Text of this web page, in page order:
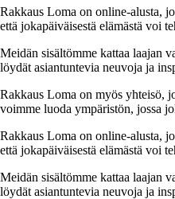
Rakkaus Loma on online-alusta,
että jokapäiväisestä elämästä voi
Meidän sisältömme kattaa laajan
löydät asiantuntevia neuvoja ja
Rakkaus Loma on myös yhteisö,
voimme luoda ympäristön, jossa
Rakkaus Loma on online-alusta,
että jokapäiväisestä elämästä voi
Meidän sisältömme kattaa laajan
löydät asiantuntevia neuvoja ja